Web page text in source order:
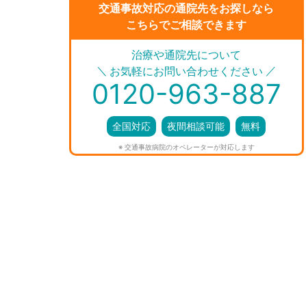
交通事故対応の通院先をお探しなら
こちらでご相談できます
＼ ／
治療や通院先について
お気軽にお問い合わせください
0120-963-887
全国対応 夜間相談可能 無料
※ 交通事故病院のオペレーターが対応します